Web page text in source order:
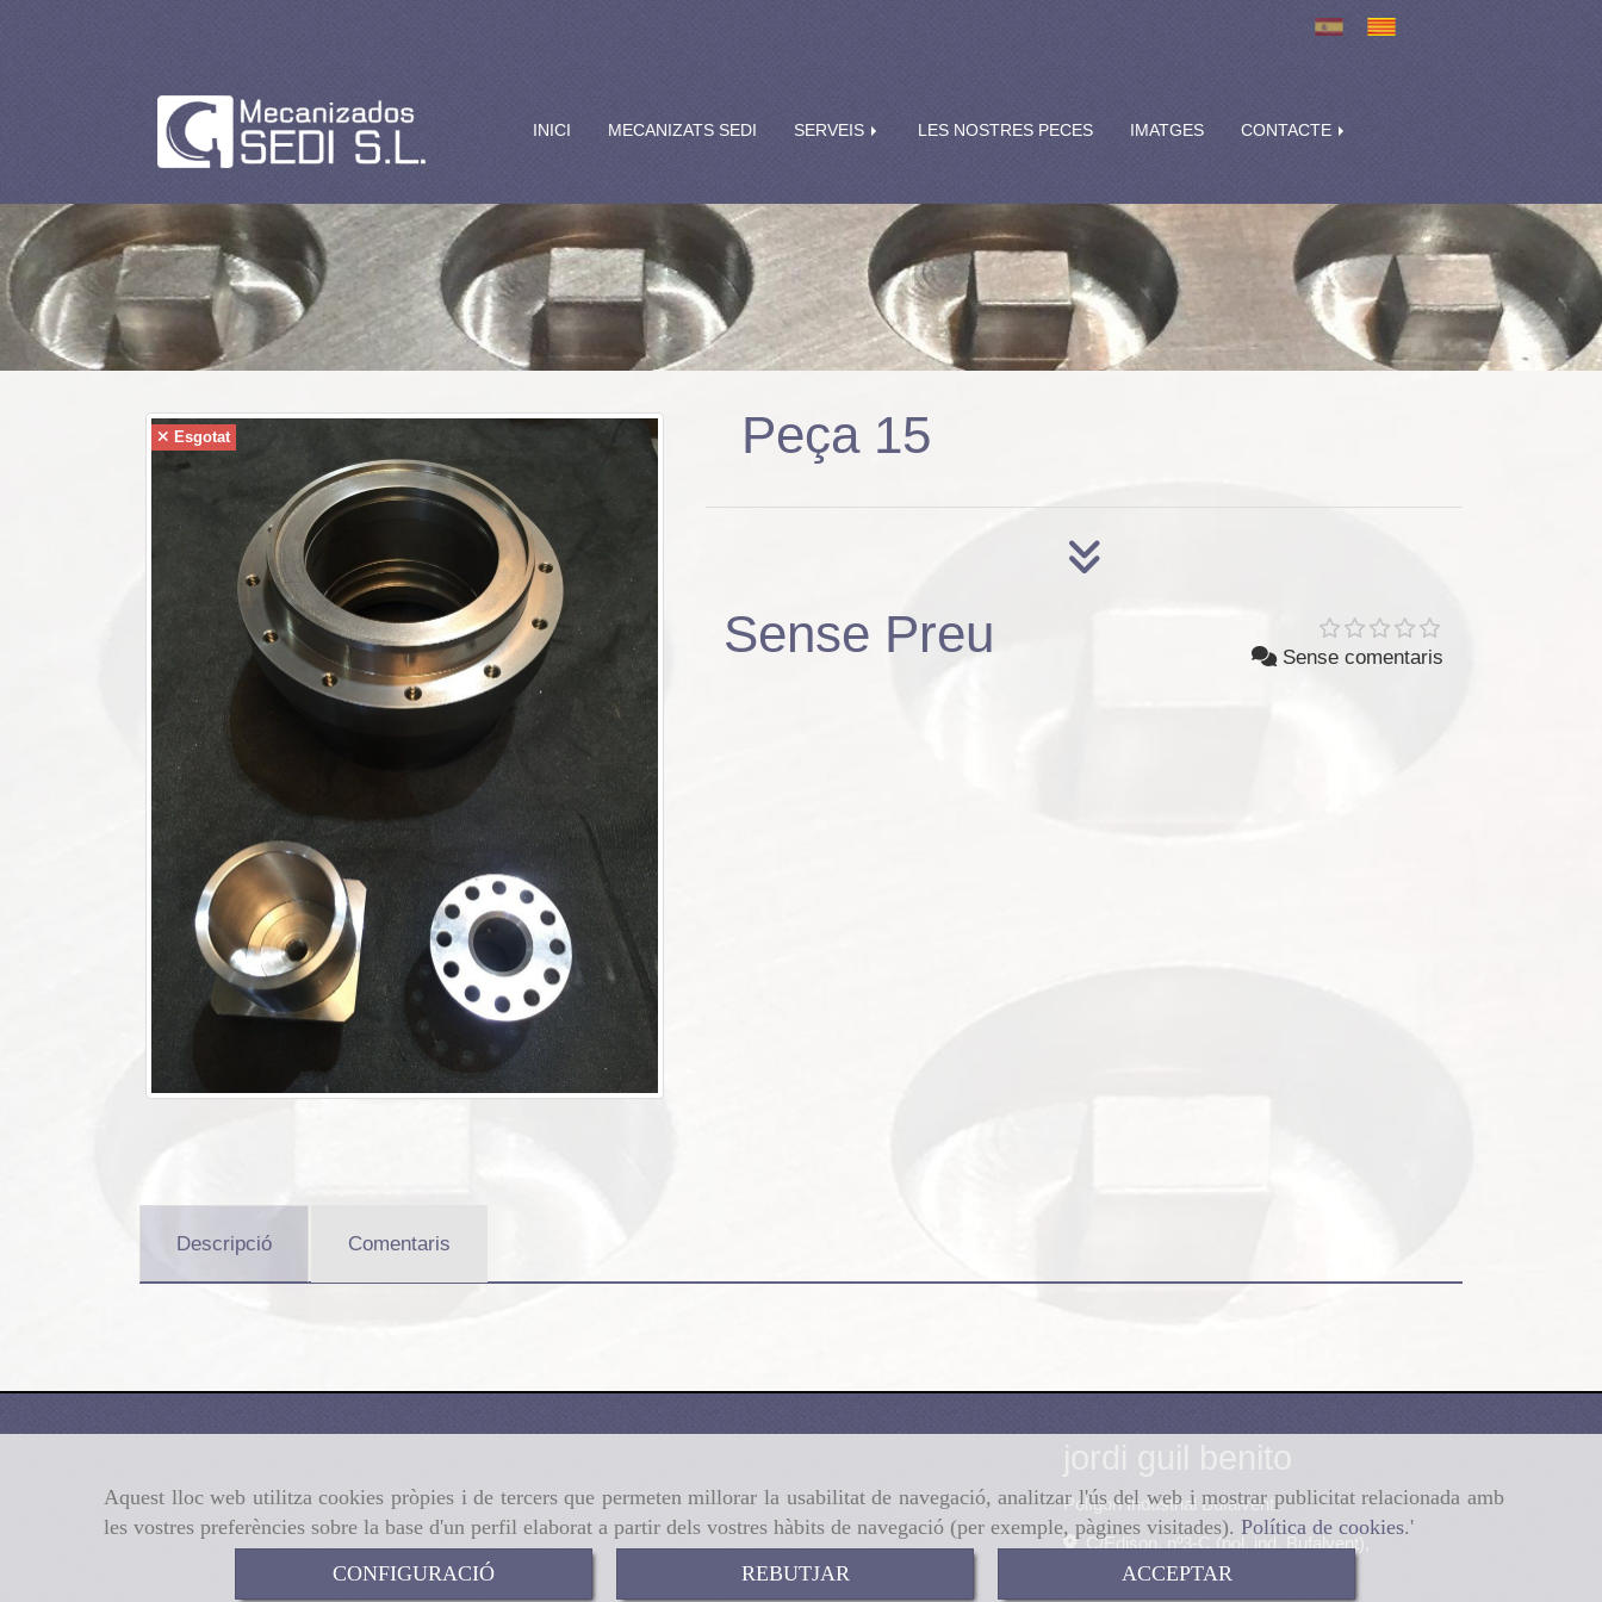
Aquest lloc web utilitza cookies pròpies i de tercers que permeten millorar la usabilitat de navegació, analitzar l'ús del web i mostrar publicitat relacionada amb
les vostres preferències sobre la base d'un perfil elaborat a partir dels vostres hàbits de navegació (per exemple, pàgines visitades). Política de cookies.'
CONFIGURACIÓ
REBUTJAR ACCEPTAR
INICI MECANIZATS SEDI SERVEIS LES NOSTRES PECES IMATGES CONTACTE
Esgotat Peça 15
Sense Preu Sense comentaris
Descripció Comentaris
jordi guil benito
Polígon Industrial Bufalvent
C/Edison, nº3-C (pol. ind. Bufalvent),
manresa,08243,(Spain)